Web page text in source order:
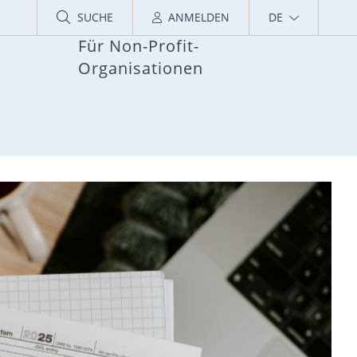
SUCHE ANMELDEN DE
Für Non-Profit-
Organisationen